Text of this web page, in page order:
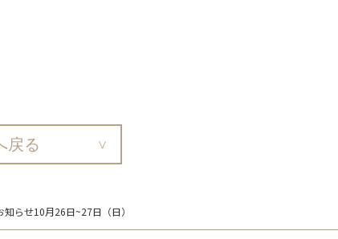
戻る
らせ10月26日~27日（日）